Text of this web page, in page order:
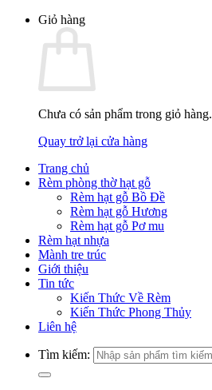
Giỏ hàng
Chưa có sản phẩm trong giỏ hàng.
Quay trở lại cửa hàng
Trang chủ
Rèm phòng thờ hạt gỗ
Rèm hạt gỗ Bồ Đề
Rèm hạt gỗ Hương
Rèm hạt gỗ Pơ mu
Rèm hạt nhựa
Mành tre trúc
Giới thiệu
Tin tức
Kiến Thức Về Rèm
Kiến Thức Phong Thủy
Liên hệ
Tìm kiếm: